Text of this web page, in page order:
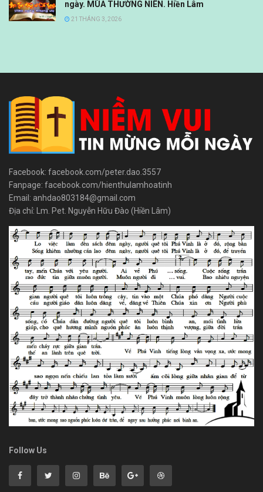
ngày. MÙA THƯỜNG NIÊN. Hiền Lâm
21 THÁNG 3, 2026
Facebook: facebook.com/peter.dao.3557
Fanpage: facebook.com/hienthulamhoatinh
Email: anhdao803184@gmail.com
Địa chỉ: Lm. Pet. Nguyễn Hữu Đào (Hiền Lâm)
Follow Us